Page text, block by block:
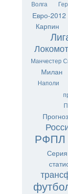
Волга
Евро-2012
Карпин
Манчестер
Милан
Наполи
РФПЛ